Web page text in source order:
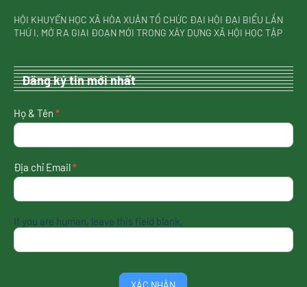
HỘI KHUYẾN HỌC XÃ HÒA XUÂN TỔ CHỨC ĐẠI HỘI ĐẠI BIỂU LẦN
THỨ I, MỞ RA GIAI ĐOẠN MỚI TRONG XÂY DỰNG XÃ HỘI HỌC TẬP
Đăng ký tin mới nhất
nhận
tin
nhất
Họ & Tên *
Địa chỉ Email*
If you are human, leave this field blank.